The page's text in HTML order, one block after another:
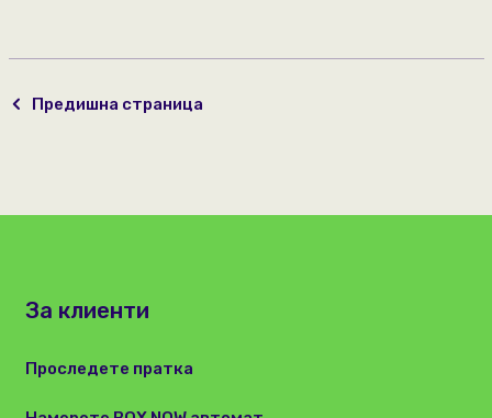
Предишна страница
За клиенти
Проследете пратка